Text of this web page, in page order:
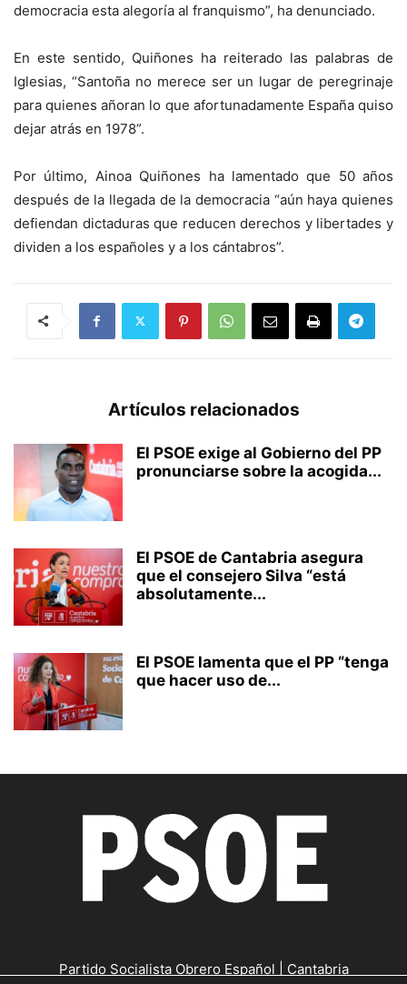
democracia esta alegoría al franquismo”, ha denunciado.
En este sentido, Quiñones ha reiterado las palabras de
Iglesias, “Santoña no merece ser un lugar de peregrinaje
para quienes añoran lo que afortunadamente España quiso
dejar atrás en 1978”.
Por último, Ainoa Quiñones ha lamentado que 50 años
después de la llegada de la democracia “aún haya quienes
defiendan dictaduras que reducen derechos y libertades y
dividen a los españoles y a los cántabros”.
Artículos relacionados
El PSOE exige al Gobierno del PP
pronunciarse sobre la acogida...
El PSOE de Cantabria asegura
que el consejero Silva “está
absolutamente...
El PSOE lamenta que el PP “tenga
que hacer uso de...
Partido Socialista Obrero Español | Cantabria